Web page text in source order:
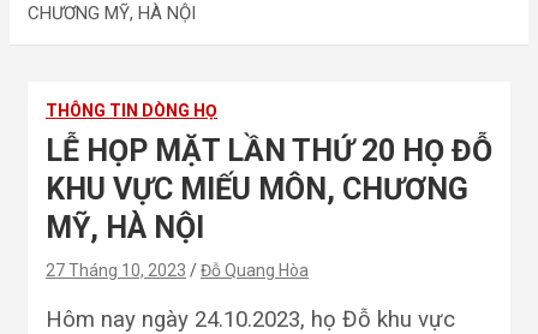
CHƯƠNG MỸ, HÀ NỘI
THÔNG TIN DÒNG HỌ
LỄ HỌP MẶT LẦN THỨ 20 HỌ ĐỖ
KHU VỰC MIẾU MÔN, CHƯƠNG
MỸ, HÀ NỘI
27 Tháng 10, 2023 Đỗ Quang Hòa
Hôm nay ngày 24.10.2023, họ Đỗ khu vực